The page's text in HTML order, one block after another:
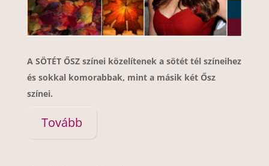
A SÖTÉT ŐSZ színei közelítenek a sötét tél színeihez
és sokkal komorabbak, mint a másik két Ősz
színei.
Tovább